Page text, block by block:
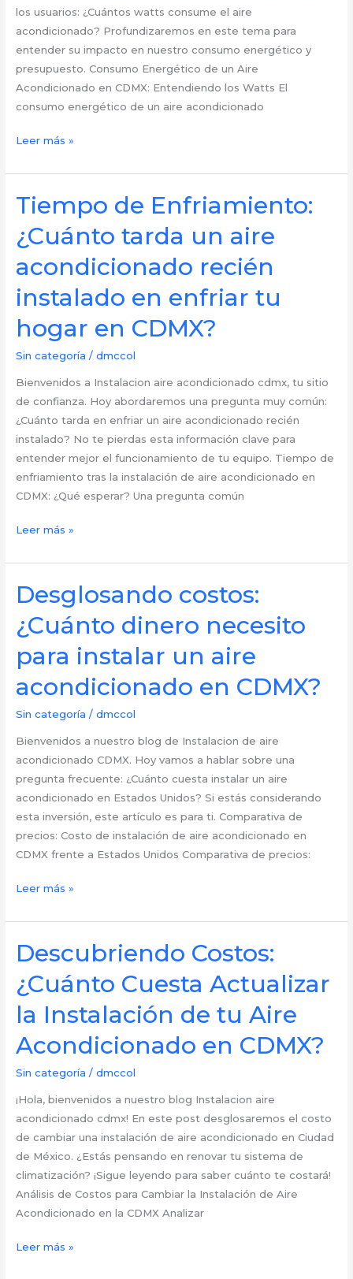
los usuarios: ¿Cuántos watts consume el aire
acondicionado? Profundizaremos en este tema para
entender su impacto en nuestro consumo energético y
presupuesto. Consumo Energético de un Aire
Acondicionado en CDMX: Entendiendo los Watts El
consumo energético de un aire acondicionado
Desglosando
consumo
eléctrico:
¿Cuántos
watts
realmente
tu
aire
acondicionado
CDMX?
Leer más »
Tiempo de Enfriamiento:
¿Cuánto tarda un aire
acondicionado recién
instalado en enfriar tu
hogar en CDMX?
Sin categoría /dmccol
Bienvenidos a Instalacion aire acondicionado cdmx, tu sitio
de confianza. Hoy abordaremos una pregunta muy común:
¿Cuánto tarda en enfriar un aire acondicionado recién
instalado? No te pierdas esta información clave para
entender mejor el funcionamiento de tu equipo. Tiempo de
enfriamiento tras la instalación de aire acondicionado en
CDMX: ¿Qué esperar? Una pregunta común
Tiempo
Enfriamiento:
¿Cuánto
tarda
un
acondicionado
recién
instalado
en
enfriar
tu
hogar
en
CDMX?
Leer más »
Desglosando costos:
¿Cuánto dinero necesito
para instalar un aire
acondicionado en CDMX?
Sin categoría /dmccol
Bienvenidos a nuestro blog de Instalacion de aire
acondicionado CDMX. Hoy vamos a hablar sobre una
pregunta frecuente: ¿Cuánto cuesta instalar un aire
acondicionado en Estados Unidos? Si estás considerando
esta inversión, este artículo es para ti. Comparativa de
precios: Costo de instalación de aire acondicionado en
CDMX frente a Estados Unidos Comparativa de precios:
Desglosando
¿Cuánto
dinero
necesito
para
un
aire
acondicionado
en
CDMX?
Leer más »
Descubriendo Costos:
¿Cuánto Cuesta Actualizar
la Instalación de tu Aire
Acondicionado en CDMX?
Sin categoría /dmccol
¡Hola, bienvenidos a nuestro blog Instalacion aire
acondicionado cdmx! En este post desglosaremos el costo
de cambiar una instalación de aire acondicionado en Ciudad
de México. ¿Estás pensando en renovar tu sistema de
climatización? ¡Sigue leyendo para saber cuánto te costará!
Análisis de Costos para Cambiar la Instalación de Aire
Acondicionado en la CDMX Analizar
Descubriendo
Leer más »